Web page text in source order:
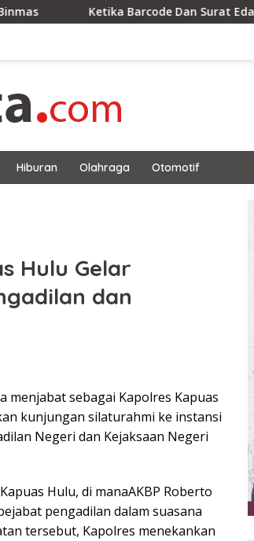
Barcode Dan Surat Edaran Berpacu
Hiburan Olahraga Otomotif
Hulu Gelar
dan
menjabat sebagai Kapolres Kapuas
kunjungan silaturahmi ke instansi
Negeri dan Kejaksaan Negeri
Hulu, di manaAKBP Roberto
pengadilan dalam suasana
tersebut, Kapolres menekankan